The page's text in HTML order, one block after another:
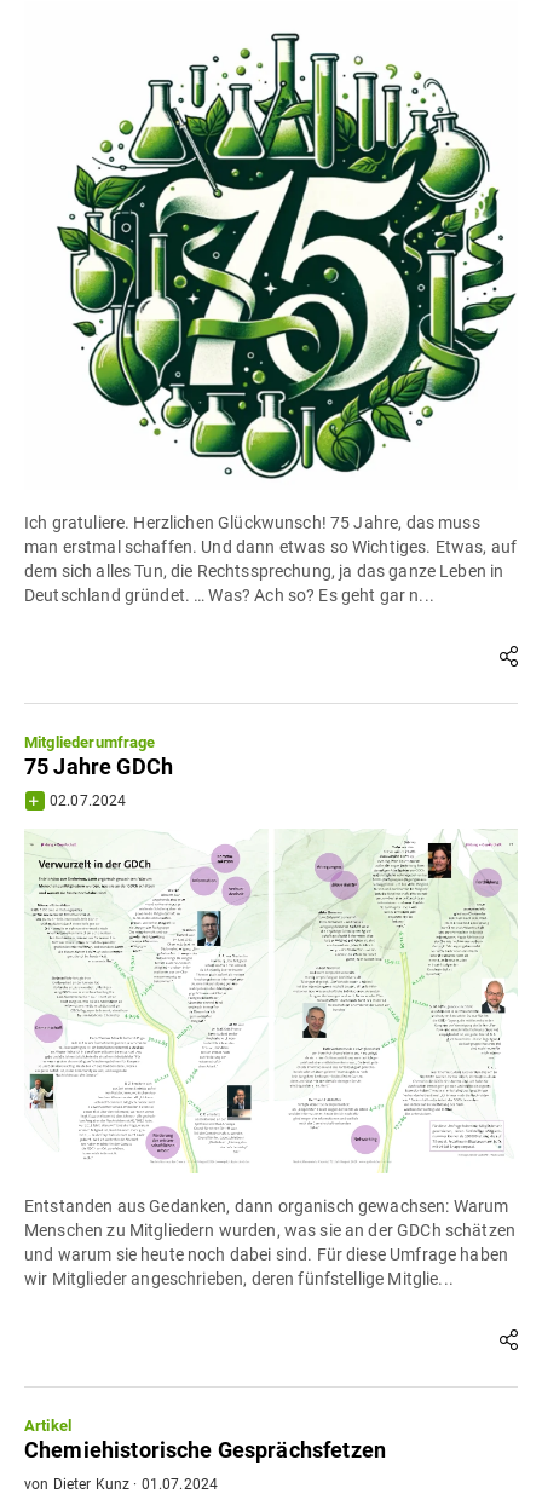
Ich gratuliere. Herzlichen Glückwunsch! 75 Jahre, das muss
man erstmal schaffen. Und dann etwas so Wichtiges. Etwas, auf
dem sich alles Tun, die Rechtssprechung, ja das ganze Leben in
Deutschland gründet. … Was? Ach so? Es geht gar n...
Mitgliederumfrage
75 Jahre GDCh
02.07.2024
Entstanden aus Gedanken, dann organisch gewachsen: Warum
Menschen zu Mitgliedern wurden, was sie an der GDCh schätzen
und warum sie heute noch dabei sind. Für diese Umfrage haben
wir Mitglieder angeschrieben, deren fünfstellige Mitglie...
Artikel
Chemiehistorische Gesprächsfetzen
von Dieter Kunz · 01.07.2024